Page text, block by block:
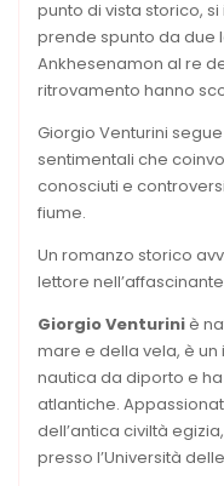
punto di vista storico,
prende spunto da due
Ankhesenamon al re
ritrovamento hanno
Giorgio Venturini
sentimentali che
conosciuti e
fiume.
Un romanzo storico
lettore
Giorgio Venturiniè
mare e della vela, è
nautica da diporto e
atlantiche.
dell’antica civiltà
presso l’Università